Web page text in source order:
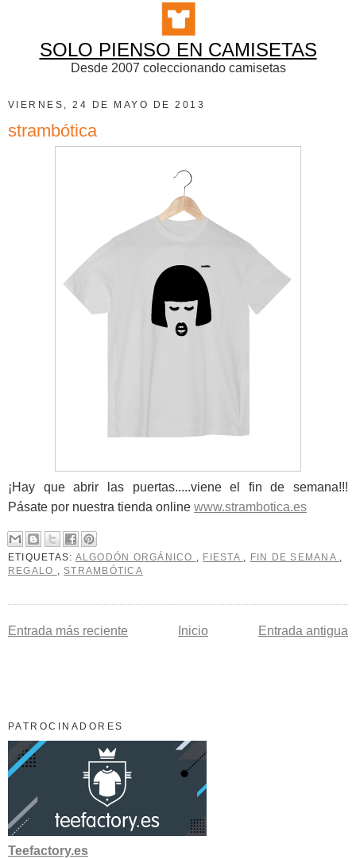
SOLO PIENSO EN CAMISETAS
Desde 2007 coleccionando camisetas
VIERNES, 24 DE MAYO DE 2013
strambótica
¡Hay que abrir las puertas.....viene el fin de semana!!!
Pásate por nuestra tienda online www.strambotica.es
ETIQUETAS: ALGODÓN ORGÁNICO , FIESTA , FIN DE SEMANA ,
REGALO ,STRAMBÓTICA
Entrada más reciente Entrada antigua
Inicio
PATROCINADORES
Teefactory.es